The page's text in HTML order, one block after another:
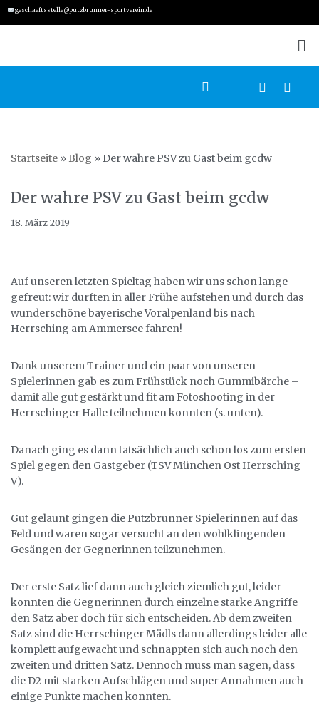
springen
geschaeftsstelle@putzbrunner-sportverein.de
Startseite » Blog »Der wahre PSV zu Gast beim gcdw
Der wahre PSV zu Gast beim gcdw
18. März 2019
Auf unseren letzten Spieltag haben wir uns schon lange
gefreut: wir durften in aller Frühe aufstehen und durch das
wunderschöne bayerische Voralpenland bis nach
Herrsching am Ammersee fahren!
Dank unserem Trainer und ein paar von unseren
Spielerinnen gab es zum Frühstück noch Gummibärche –
damit alle gut gestärkt und fit am Fotoshooting in der
Herrschinger Halle teilnehmen konnten (s. unten).
Danach ging es dann tatsächlich auch schon los zum ersten
Spiel gegen den Gastgeber (TSV München Ost Herrsching
V).
Gut gelaunt gingen die Putzbrunner Spielerinnen auf das
Feld und waren sogar versucht an den wohlklingenden
Gesängen der Gegnerinnen teilzunehmen.
Der erste Satz lief dann auch gleich ziemlich gut, leider
konnten die Gegnerinnen durch einzelne starke Angriffe
den Satz aber doch für sich entscheiden. Ab dem zweiten
Satz sind die Herrschinger Mädls dann allerdings leider alle
komplett aufgewacht und schnappten sich auch noch den
zweiten und dritten Satz. Dennoch muss man sagen, dass
die D2 mit starken Aufschlägen und super Annahmen auch
einige Punkte machen konnten.